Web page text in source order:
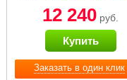
Заказать в один клик
12 240 руб.
Купить